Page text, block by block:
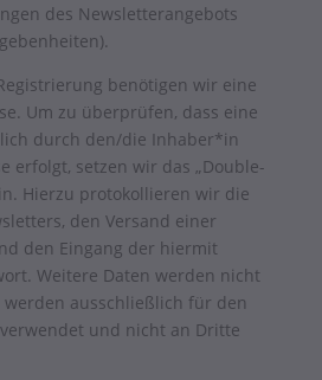
des Newsletterangebots
benötigen wir eine
Um zu überprüfen, dass eine
durch den/die Inhaber*in
erfolgt, setzen wir das „Double-
Hierzu protokollieren wir die
den Versand einer
den Eingang der hiermit
Weitere Daten werden nicht
werden ausschließlich für den
und nicht an Dritte